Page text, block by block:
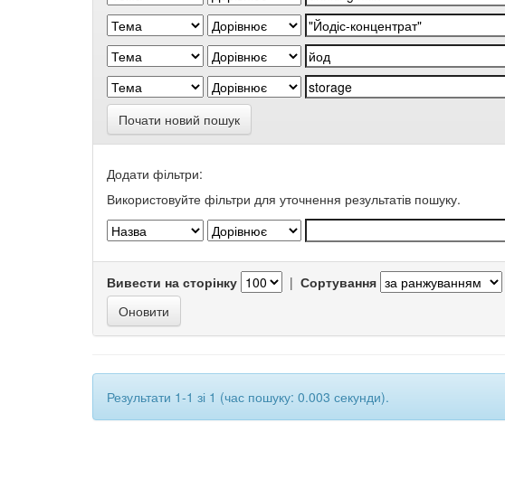
Почати новий пошук
Додати фільтри:
Використовуйте фільтри для уточнення результатів пошуку.
Вивести на сторінку | Сортування
Результати 1-1 зі 1 (час пошуку: 0.003 секунди).